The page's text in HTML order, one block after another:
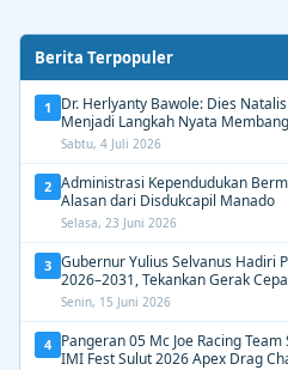
Berita Terpopuler
1
Dr. Herlyanty Bawole: Dies
Menjadi Langkah Nyata
Berdampak
Sabtu, 4 Juli 2026
2 Administrasi Kependudukan Bermalah,”Warga
Alasan dari Disdukcapil Manado
Selasa, 23 Juni 2026
3 Gubernur Yulius Selvanus Hadiri
2026–2031, Tekankan Gerak
Senin, 15 Juni 2026
4 Pangeran 05 Mc Joe Racing
IMI Fest Sulut 2026 Apex Drag